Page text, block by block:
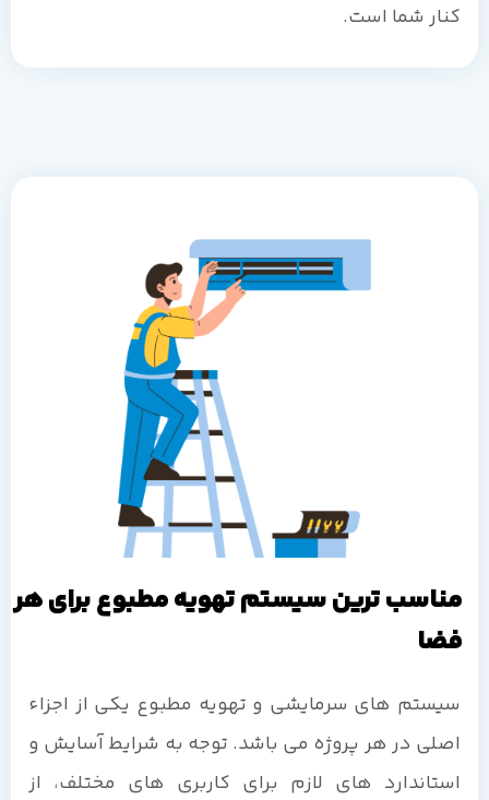
کنار شما است.
مناسب ترین سیستم تهویه مطبوع برای هر
فضا
سیستم های سرمایشی و تهویه مطبوع یکی از اجزاء
اصلی در هر پروژه می باشد. توجه به شرایط آسایش و
استاندارد های لازم برای کاربری های مختلف، از